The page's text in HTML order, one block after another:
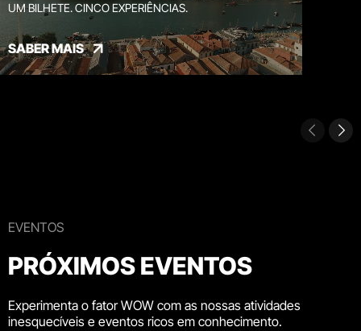
UM BILHETE. CINCO EXPERIÊNCIAS.
SABER MAIS
EVENTOS
PRÓXIMOS EVENTOS
Experimenta o fator WOW com as nossas atividades
inesquecíveis e eventos ricos em conhecimento.